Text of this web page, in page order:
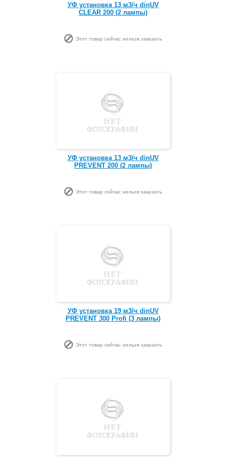
УФ установка 13 м3/ч dinUV
CLEAR 200 (2 лампы)
Этот товар сейчас нельзя заказать
УФ установка 13 м3/ч dinUV
PREVENT 200 (2 лампы)
Этот товар сейчас нельзя заказать
УФ установка 19 м3/ч dinUV
PREVENT 300 Profi (3 лампы)
Этот товар сейчас нельзя заказать